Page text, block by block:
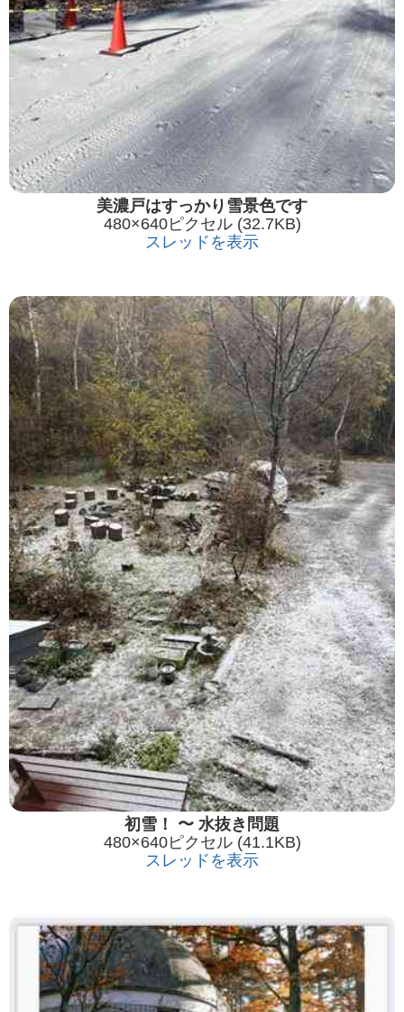
美濃戸はすっかり雪景色です
480×640ピクセル (32.7KB)
スレッドを表示
初雪！ 〜 水抜き問題
480×640ピクセル (41.1KB)
スレッドを表示